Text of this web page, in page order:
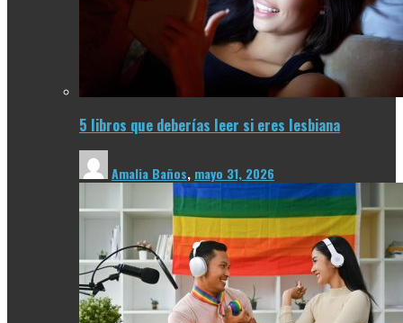
5 libros que deberías leer si eres lesbiana
Amalia Baños, mayo 31, 2026